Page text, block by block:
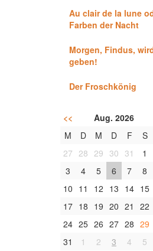
Au clair de la lune
Farben der Nacht
Morgen, Findus,
geben!
Der Froschkönig
<< Aug. 2026
M
D M D F S
27 28 29 30 31 1
3
4 5 6 7 8
10 11 12 13 14 15
17 18 19 20 21 22
24 25 26 27 28 29
31
1 2 3 4 5